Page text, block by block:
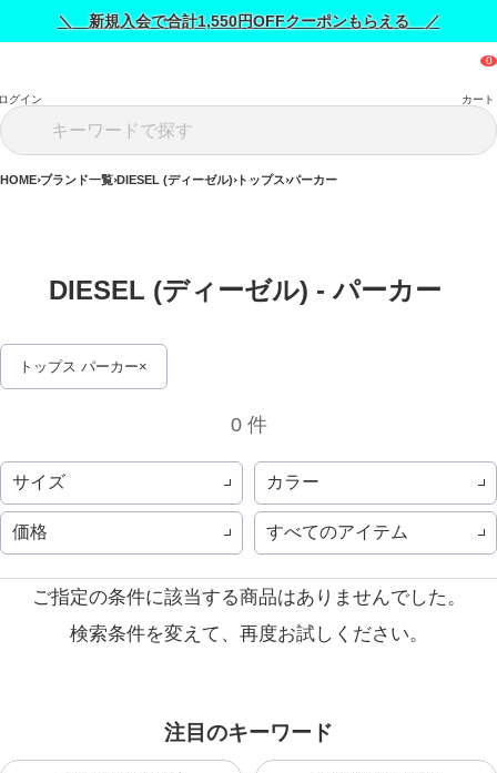
＼ 新規入会で合計1,550円OFFクーポンもらえる ／
グイン カート
HOME ブランド一覧 DIESEL (ディーゼル) トップス パーカー
DIESEL (ディーゼル) - パーカー
トップス パーカー
0 件
サイズ カラー
価格 すべてのアイテム
ご指定の条件に該当する商品はありませんでした。
検索条件を変えて、再度お試しください。
注目のキーワード